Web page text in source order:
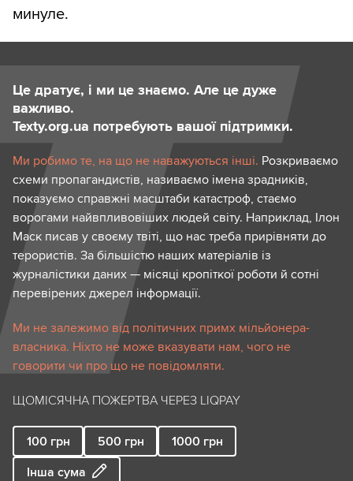
минуле.
Це дратує, і ми це знаємо. Але це дуже
важливо.
Texty.org.ua потребують вашої підтримки.
Ми робимо те, на що не наважуються інші. Розкриваємо
схеми пропагандистів, називаємо імена зрадників,
показуємо справжні масштаби катастроф, стаємо
ворогами найвпливовіших людей світу. Наприклад, Ілон
Маск писав у своєму твіті, що нас треба прирівняти до
терористів. За більшістю наших матеріалів із
журналістики даних — місяці кропіткої роботи й сотні
перевірених джерел інформації.
Ми не залежимо від політичних примх мільйонера-
власника. Ніхто не може вказувати нам, чого не
говорити чи про що не повідомляти.
ЩОМІСЯЧНА ПОЖЕРТВА ЧЕРЕЗ LIQPAY
100 грн 500 грн 1000 грн
Інша сума